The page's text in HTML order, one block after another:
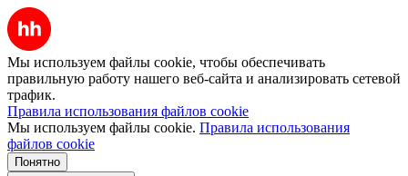
Мы используем файлы cookie, чтобы обеспечивать
правильную работу нашего веб-сайта и анализировать сетевой
трафик.
Правила использования файлов cookie
Мы используем файлы cookie. Правила использования
файлов cookie
Понятно